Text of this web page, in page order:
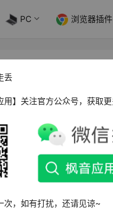
PC 浏览器插件
高级版
款帮助学员快速通过摩
…
丢
用】关注官方公众号，获取
次，如有打扰，还请见谅~